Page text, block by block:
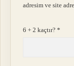
adresim ve site
6 + 2 kaçtır?*